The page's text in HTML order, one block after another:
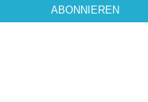
ABONNIEREN